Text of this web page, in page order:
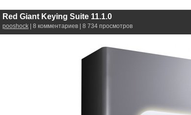
Red Giant Keying Suite 11.1.0
pooshock | 8 комментариев | 8 734 просмотров